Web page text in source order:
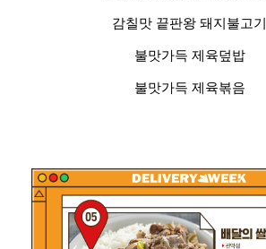
감칠맛 끝판왕 돼지불고기
불맛가득 제육덮밥
불맛가득 제육볶음